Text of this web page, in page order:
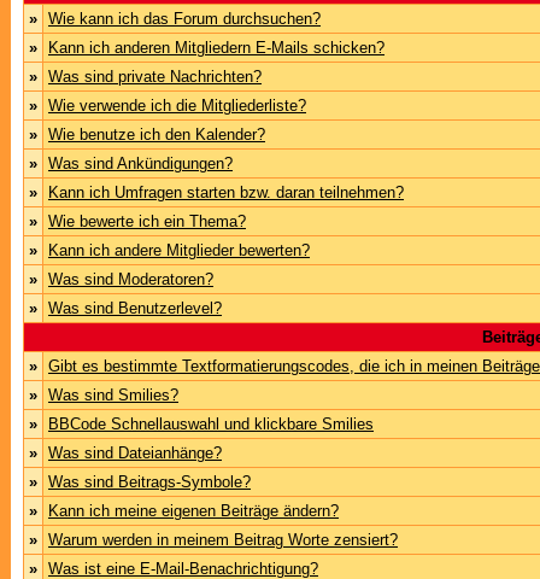
» Wie kann ich das Forum durchsuchen?
»
Kann ich anderen Mitgliedern E-Mails schicken?
» Was sind private Nachrichten?
» Wie verwende ich die Mitgliederliste?
» Wie benutze ich den Kalender?
» Was sind Ankündigungen?
»
Kann ich Umfragen starten bzw. daran teilnehmen?
» Wie bewerte ich ein Thema?
»
Kann ich andere Mitglieder bewerten?
» Was sind Moderatoren?
» Was sind Benutzerlevel?
» Gibt es bestimmte Textformatierungscodes, die ich in meinen
» Was sind Smilies?
»
BBCode Schnellauswahl und klickbare Smilies
» Was sind Dateianhänge?
» Was sind Beitrags-Symbole?
»
Kann ich meine eigenen Beiträge ändern?
» Warum werden in meinem Beitrag Worte zensiert?
» Was ist eine E-Mail-Benachrichtigung?